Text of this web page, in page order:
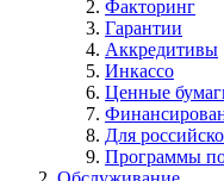
Факторинг
Гарантии
Аккредитивы
Инкассо
Ценные
Для
Программы